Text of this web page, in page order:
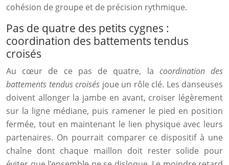
cohésion de groupe et de précision rythmique.
Pas de quatre des petits cygnes :
coordination des battements tendus
croisés
Au cœur de ce pas de quatre, la coordination des
battements tendus croisés joue un rôle clé. Les danseuses
doivent allonger la jambe en avant, croiser légèrement
sur la ligne médiane, puis ramener le pied en position
fermée, tout en maintenant le lien physique avec leurs
partenaires. On pourrait comparer ce dispositif à une
chaîne dont chaque maillon doit rester solide pour